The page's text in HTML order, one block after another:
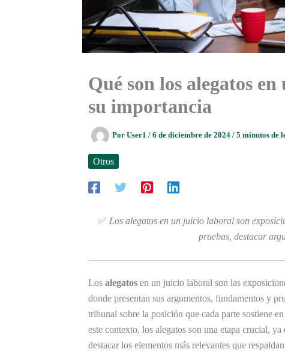
Qué son los alegatos
su importancia
Por User1 / 6 de diciembre de 2024 / 5 minutos de
Otros
✅ Los alegatos en un juicio laboral son
pruebas, destacar
Los alegatos en un juicio laboral son las
donde presentan sus argumentos, fundamentos y
tribunal sobre la posición que cada parte sostiene
este contexto, los alegatos son una etapa crucial,
destacar los elementos más relevantes que